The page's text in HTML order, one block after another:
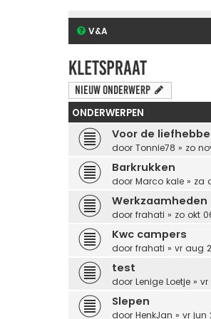
V&A
Kletspraat
Nieuw onderwerp
ONDERWERPEN
Voor de
door Tonnie78 » zo
Barkrukken
door Marco kale » za
Werkzaamheden
door frahati » zo okt
Kwc campers
door frahati » vr aug
test
door Lenige Loetje »
Slepen
door HenkJan » vr jun